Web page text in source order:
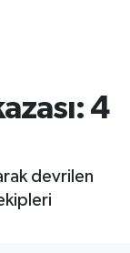
4
devrilen